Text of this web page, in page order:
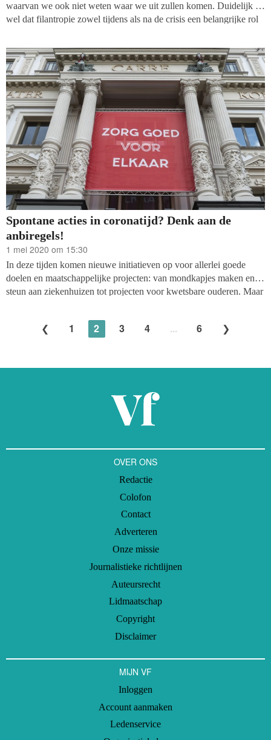
waarvan we ook niet weten waar we uit zullen komen. Duidelijk is
wel dat filantropie zowel tijdens als na de crisis een belangrijke rol
de coronacrisis zagen we duidelijke bewegingen. Naast het
traditionele werven en doneren van geefgeld en goederen, zien we
al langer een trend van alternatieven: microfinanciering,
investeringen in sociale ondernemingen en zelfs giften aan
bedrijven. Dit alles vanuit het streven om de grootste impact te
bereiken.
Spontane acties in coronatijd? Denk aan de
anbiregels!
1 mei 2020 om 15:30
In deze tijden komen nieuwe initiatieven op voor allerlei goede
doelen en maatschappelijke projecten: van mondkapjes maken en
steun aan ziekenhuizen tot projecten voor kwetsbare ouderen. Maar
wat voor risico ze soms zelf lopen, zoals het belastingrisico. Want in
bepaalde gevallen moet over giften immers schenkbelasting worden
1 2 3 4 ... 6
OVER ONS
Redactie
Colofon
Contact
Adverteren
Onze missie
Journalistieke richtlijnen
Auteursrecht
Lidmaatschap
Copyright
Disclaimer
MIJN VF
Inloggen
Account aanmaken
Ledenservice